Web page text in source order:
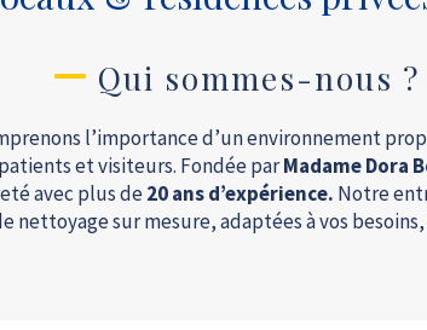
Qui sommes-nous ?
l’importance d’un environnement
et visiteurs. Fondée parMadame Dora
avec plus de20 ans d’expérience. Notre
nettoyage sur mesure, adaptées à vos